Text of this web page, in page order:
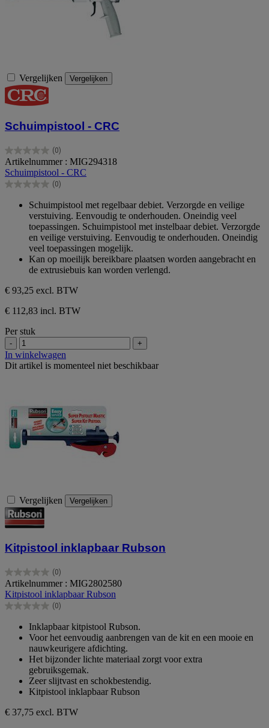
Vergelijken Vergelijken
Schuimpistool - CRC
(0)
0.0
van
de
5
Artikelnummer : MIG294318
Schuimpistool - CRC
(0)
0.0
sterren.
Schuimpistool met regelbaar debiet. Verzorgde en veilige
verstuiving. Eenvoudig te onderhouden. Oneindig veel
toepassingen. Schuimpistool met instelbaar debiet. Verzorgde
en veilige verstuiving. Eenvoudig te onderhouden. Oneindig
veel toepassingen mogelijk.
Kan op moeilijk bereikbare plaatsen worden aangebracht en
de extrusiebuis kan worden verlengd.
€ 93,25 excl. BTW
€ 112,83 incl. BTW
Per stuk
- +
In winkelwagen
Dit artikel is momenteel niet beschikbaar
Vergelijken Vergelijken
Kitpistool inklapbaar Rubson
(0)
0.0
van
de
5
Artikelnummer : MIG2802580
Kitpistool inklapbaar Rubson
(0)
0.0
sterren.
Inklapbaar kitpistool Rubson.
Voor het eenvoudig aanbrengen van de kit en een mooie en
nauwkeurigere afdichting.
Het bijzonder lichte materiaal zorgt voor extra
gebruiksgemak.
Zeer slijtvast en schokbestendig.
Kitpistool inklapbaar Rubson
€ 37,75 excl. BTW